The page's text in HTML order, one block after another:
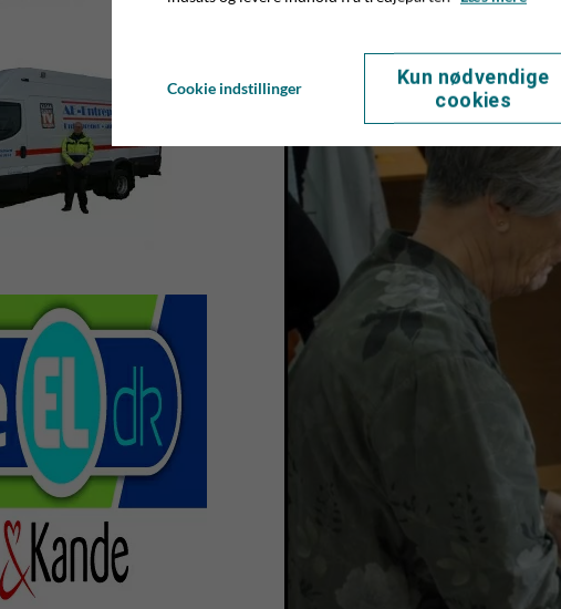
skulle blive forhindret.
Der vil til fællesspisningen være
medbringe drikkevarer.
Cookie indstillinger
Kun nødvendige
cookies